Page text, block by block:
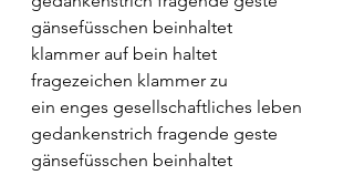
gänsefüsschen beinhaltet
klammer auf bein haltet
fragezeichen klammer zu
ein enges gesellschaftliches leben
gedankenstrich fragende geste
gänsefüsschen beinhaltet